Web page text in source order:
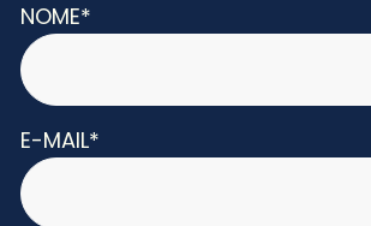
NOME*
E-MAIL*